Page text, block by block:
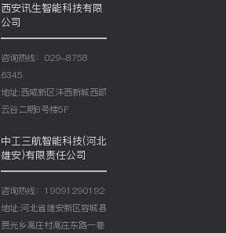
西安讯生智能科技有限
公司
咨询热线：029-8758
6345
地址:西咸新区沣西新城西部
云谷二期8号楼5F
中工三航智能科技(河北
雄安)有限责任公司
咨询热线：19091290192
地址:河北省雄安新区容城县
贾光乡高庄村高庄东路一巷